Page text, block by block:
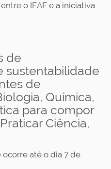
o IEAE e a iniciativa
de
sustentabilidade
de
Química,
para compor
Ciência,
até o dia 7 de